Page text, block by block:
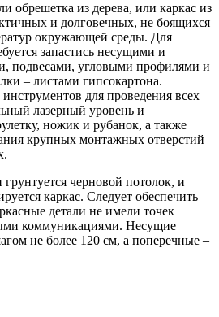
обрешетка из дерева, или каркас из
и долговечных, не боящихся
окружающей среды. Для
запастись несущими и
подвесами, угловыми профилями и
– листами гипсокартона.
для проведения всех
лазерный уровень и
ножик и рубанок, а также
крупных монтажных отверстий
грунтуется черновой потолок, и
каркас. Следует обеспечить
детали не имели точек
коммуникациями. Несущие
не более 120 см, а поперечные –